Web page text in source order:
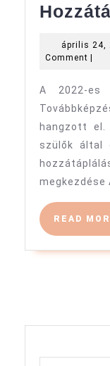
április 24,
Comment
A 2022-es
hangzott el.
szülők által
megkezdése
READ